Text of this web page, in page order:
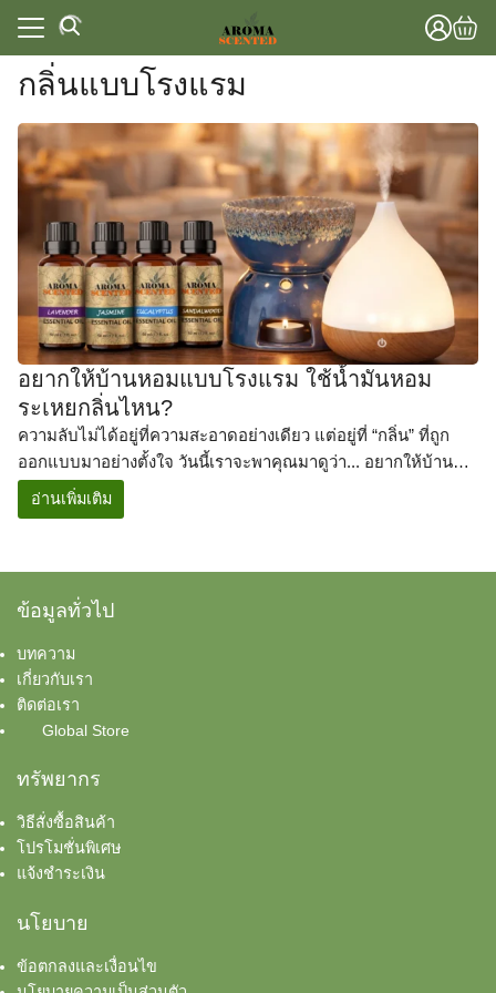
content
ก
งหมด
ม
งหมด
Store
กลิ่นแบบโรงแรม
อยากให้บ้านหอมแบบโรงแรม ใช้น้ำมันหอม
ระเหยกลิ่นไหน?
ความลับไม่ได้อยู่ที่ความสะอาดอย่างเดียว แต่อยู่ที่ “กลิ่น” ที่ถูก
ออกแบบมาอย่างตั้งใจ วันนี้เราจะพาคุณมาดูว่า... อยากให้บ้าน
หอมเหมือนโรงแรม ต้องใช้น้ำมันหอมระเหยกลิ่นไหนบ้าง
อ่านเพิ่มเติม
ข้อมูลทั่วไป
บทความ
เกี่ยวกับเรา
ติดต่อเรา
Global Store
ทรัพยากร
วิธีสั่งซื้อสินค้า
โปรโมชั่นพิเศษ
แจ้งชำระเงิน
นโยบาย
ข้อตกลงและเงื่อนไข